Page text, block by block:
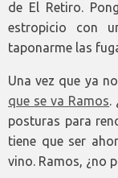
de El Retiro.
estropicio con
taponarme las
Una vez que ya
que se va Ramos.
posturas para
tiene que ser
vino. Ramos, ¿no